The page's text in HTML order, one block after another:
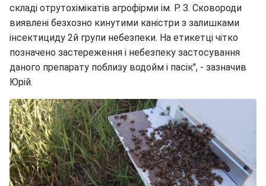
складі отрутохімікатів агрофірми ім. Р. З. Сковороди
виявлені безхозно кинутими каністри з залишками
інсектициду 2й групи небезпеки. На етикетці чітко
позначено застереження і небезпеку застосування
даного препарату поблизу водойм і пасік", - зазначив
Юрій.